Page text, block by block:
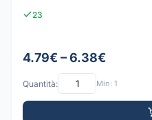
23
4.79€ – 6.38€
Quantità: Min: 1